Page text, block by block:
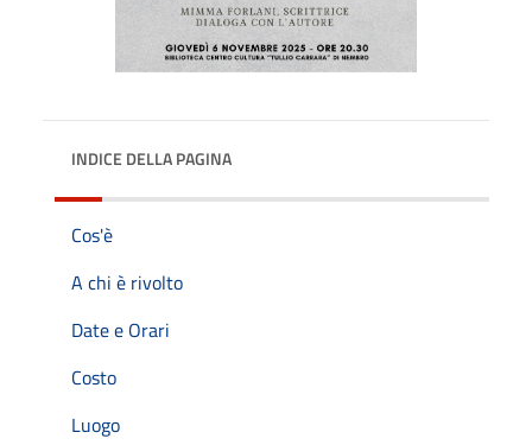
INDICE DELLA PAGINA
Cos'è
A chi è rivolto
Date e Orari
Costo
Luogo